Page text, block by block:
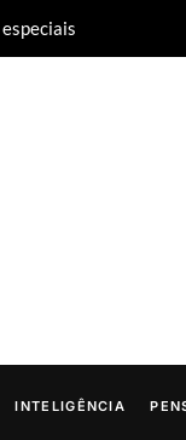
INTELIGÊNCIA